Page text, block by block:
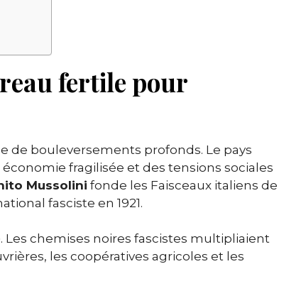
fertile pour
de bouleversements profonds. Le pays
fragilisée et des tensions sociales
Mussolini fonde les Faisceaux italiens de
fasciste en 1921.
chemises noires fascistes multipliaient
les coopératives agricoles et les